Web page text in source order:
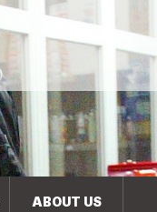
ABOUT US